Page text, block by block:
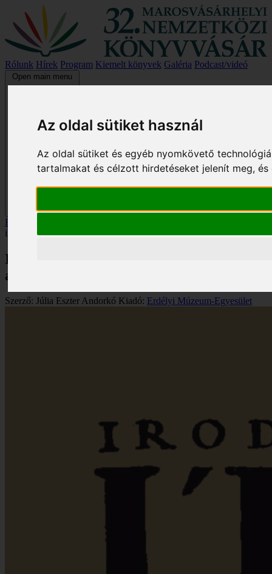
Az oldal sütiket használ
Az oldal sütiket és egyéb nyomkövető
tartalmakat és célzott hirdetéseket jelenít meg,
Rólunk Hírek Program Kiemelt könyvek Galéria Podcast/videó
Open main menu
Főoldal
irodalompolitika a korai Utunkban
Irodalmi nyilvánosság és irodalompolitika
a korai Utunkban
Szerző: Júlia Eszter Andorkó Kiadó: Erdélyi Múzeum-Egyesület